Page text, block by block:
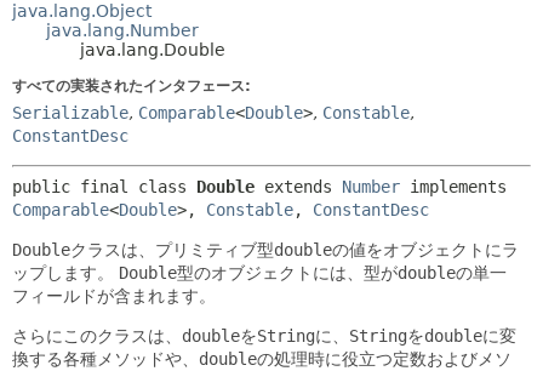
java.lang.Object
java.lang.Number
java.lang.Double
すべての実装されたインタフェース:
Serializable, Comparable<Double>, Constable,
ConstantDesc
public final class Double extends Number
Comparable<Double>, Constable, ConstantDesc
Doubleクラスは、プリミティブ型doubleの値をオブジェクトにラ
ップします。
Double型のオブジェクトには、型がdoubleの単一
フィールドが含まれます。
さらにこのクラスは、 doubleをStringに、 Stringをdoubleに変
換する各種メソッドや、 doubleの処理時に役立つ定数およびメソ